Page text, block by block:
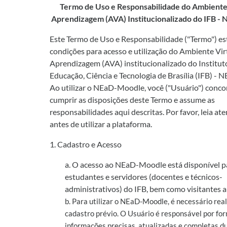
Termo de Uso e Responsabilidade do
Aprendizagem (AVA) Institucionalizado do IFB -
Este Termo de Uso e Responsabilidade ("Termo")
condições para acesso e utilização do Ambiente
Aprendizagem (AVA) institucionalizado do
Educação, Ciência e Tecnologia de Brasília (IFB) -
Ao utilizar o NEaD-Moodle, você ("Usuário")
cumprir as disposições deste Termo e assume as
responsabilidades aqui descritas. Por favor, leia
antes de utilizar a plataforma.
1. Cadastro e Acesso
a. O acesso ao NEaD-Moodle está disponível
estudantes e servidores (docentes e técnicos-
administrativos) do IFB, bem como visitantes
b. Para utilizar o NEaD-Moodle, é necessário
cadastro prévio. O Usuário é responsável por